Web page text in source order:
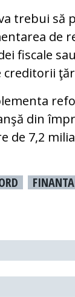
trebui să
de
fiscale
creditorii
din
de 7,2